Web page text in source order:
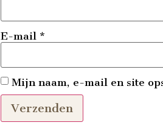
E-mail *
Mijn naam, e-mail en site